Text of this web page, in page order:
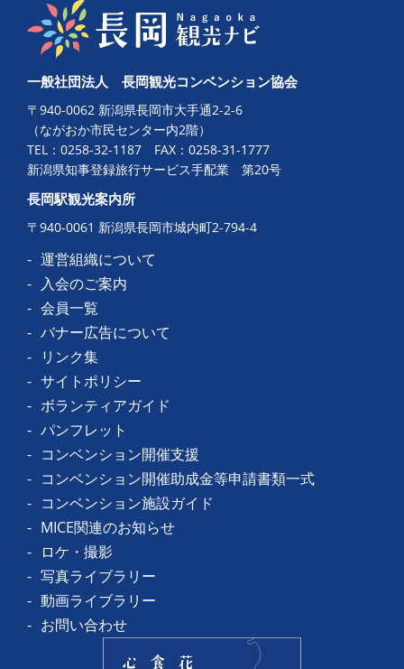
一般社団法人 長岡観光コンベンション協会
〒940-0062 新潟県長岡市大手通2-2-6
（ながおか市民センター内2階）
TEL： 0258-32-1187 FAX：0258-31-1777
新潟県知事登録旅行サービス手配業 第20号
長岡駅観光案内所
〒940-0061 新潟県長岡市城内町2-794-4
運営組織について
入会のご案内
会員一覧
バナー広告について
リンク集
サイトポリシー
ボランティアガイド
パンフレット
コンベンション開催支援
コンベンション開催助成金等申請書類一式
コンベンション施設ガイド
MICE関連のお知らせ
ロケ・撮影
写真ライブラリー
動画ライブラリー
お問い合わせ